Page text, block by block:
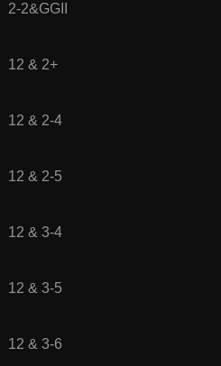
2-2&GGII
12 & 2+
12 & 2-4
12 & 2-5
12 & 3-4
12 & 3-5
12 & 3-6